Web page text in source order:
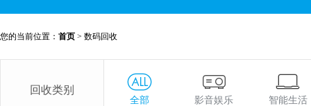
您的当前位置： 首页 > 数码回收
回收类别
全部 影音娱乐 智能生活